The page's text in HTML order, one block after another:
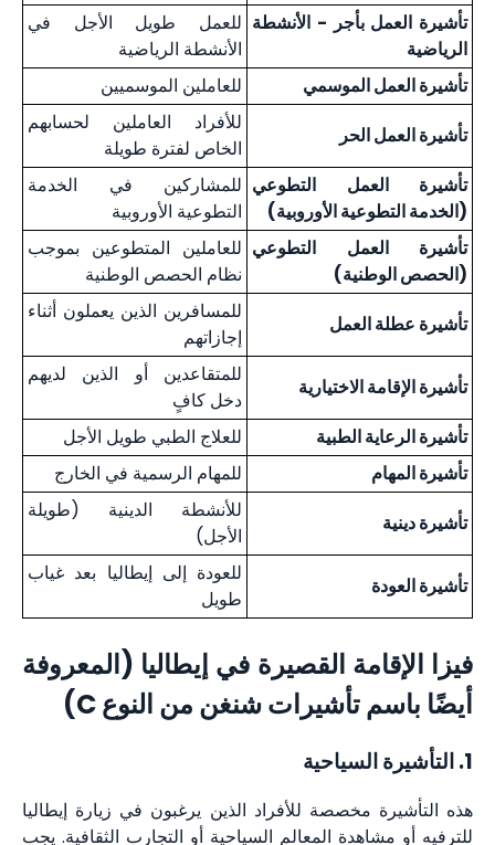
تأشيرة العمل بأجر - الأنشطة
الرياضية
للعمل طويل الأجل في
الأنشطة الرياضية
تأشيرة العمل الموسمي
للعاملين الموسميين
تأشيرة العمل الحر
للأفراد العاملين لحسابهم
الخاص لفترة طويلة
تأشيرة العمل التطوعي
(الخدمة التطوعية الأوروبية)
للمشاركين في الخدمة
التطوعية الأوروبية
تأشيرة العمل التطوعي
(الحصص الوطنية)
للعاملين المتطوعين بموجب
نظام الحصص الوطنية
تأشيرة عطلة العمل
للمسافرين الذين يعملون أثناء
إجازاتهم
تأشيرة الإقامة الاختيارية
للمتقاعدين أو الذين لديهم
دخل كافٍ
تأشيرة الرعاية الطبية
للعلاج الطبي طويل الأجل
تأشيرة المهام
للمهام الرسمية في الخارج
تأشيرة دينية
للأنشطة الدينية (طويلة
الأجل)
تأشيرة العودة
للعودة إلى إيطاليا بعد غياب
طويل
فيزا الإقامة القصيرة في إيطاليا (المعروفة
أيضًا باسم تأشيرات شنغن من النوع C)
1. التأشيرة السياحية
هذه التأشيرة مخصصة للأفراد الذين يرغبون في زيارة إيطاليا
للترفيه أو مشاهدة المعالم السياحية أو التجارب الثقافية. يجب